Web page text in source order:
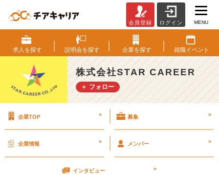
定
者
と
ラ
ン
チ
式
S
T
会員登録 ログイン MENU
求人を探す 説明会を探す 企業を探す 就職イベント
株式会社STAR CAREER
＋ フォロー
企業TOP > 募集 >
企業情報 > メンバー >
インタビュー >